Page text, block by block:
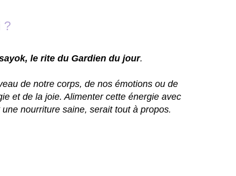
?
le rite du Gardien du jour.
de notre corps, de nos émotions ou de
et de la joie. Alimenter cette énergie avec
nourriture saine, serait tout à propos.